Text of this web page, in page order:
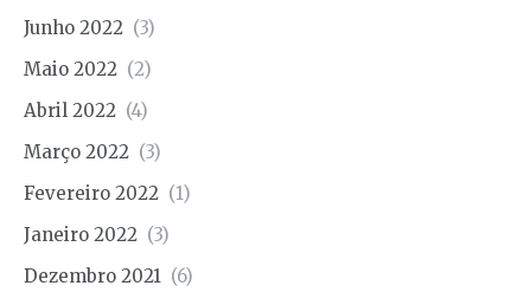
Junho 2022 (3)
Maio 2022 (2)
Abril 2022 (4)
Março 2022 (3)
Fevereiro 2022 (1)
Janeiro 2022 (3)
Dezembro 2021 (6)